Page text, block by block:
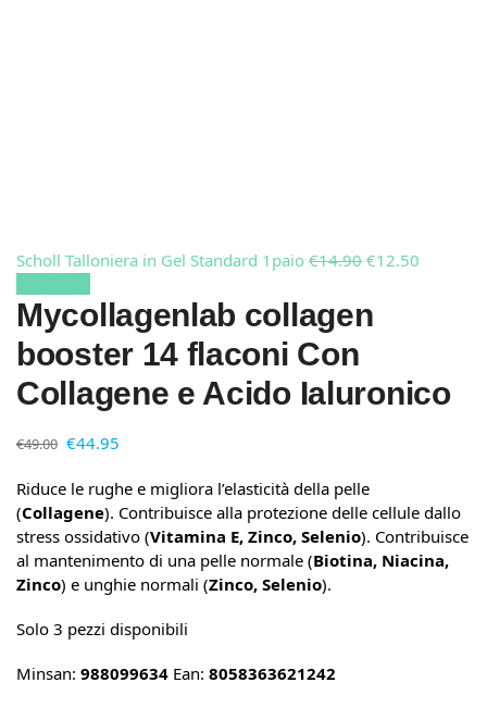
Scholl Talloniera in Gel Standard 1paio €14.90 €12.50
Mycollagenlab collagen
booster 14 flaconi Con
Collagene e Acido Ialuronico
€49.00 €44.95
Riduce le rughe e migliora l’elasticità della pelle
(Collagene). Contribuisce alla protezione delle cellule dallo
stress ossidativo (Vitamina E, Zinco, Selenio). Contribuisce
al mantenimento di una pelle normale (Biotina, Niacina,
Zinco) e unghie normali (Zinco, Selenio).
Solo 3 pezzi disponibili
Minsan: 988099634 Ean: 8058363621242